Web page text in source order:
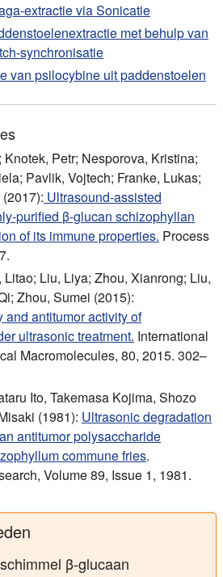
extractie via Sonicatie
met behulp van
synchronisatie
van psilocybine uit paddenstoelen
Petr; Nesporova, Kristina;
Pavlik, Vojtech; Franke, Lukas;
Ultrasound-assisted
purified β-glucan schizophyllan
of its immune properties. Process
Liu, Liya; Zhou, Xianrong; Liu,
Zhou, Sumei (2015):
and antitumor activity of
ultrasonic treatment. International
Macromolecules, 80, 2015. 302–
Ito, Takemasa Kojima, Shozo
(1981): Ultrasonic degradation
antitumor polysaccharide
commune fries.
Volume 89, Issue 1, 1981.
β-glucaan